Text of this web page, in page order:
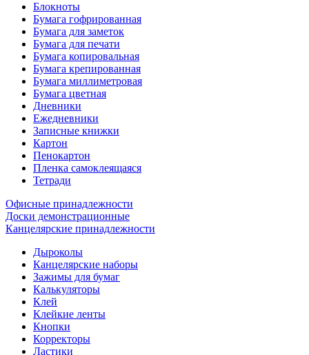
Блокноты
Бумага гофрированная
Бумага для заметок
Бумага для печати
Бумага копировальная
Бумага крепированная
Бумага миллиметровая
Бумага цветная
Дневники
Ежедневники
Записные книжки
Картон
Пенокартон
Пленка самоклеящаяся
Тетради
Офисные принадлежности
Доски демонстрационные
Канцелярские принадлежности
Дыроколы
Канцелярские наборы
Зажимы для бумаг
Калькуляторы
Клей
Клейкие ленты
Кнопки
Корректоры
Ластики